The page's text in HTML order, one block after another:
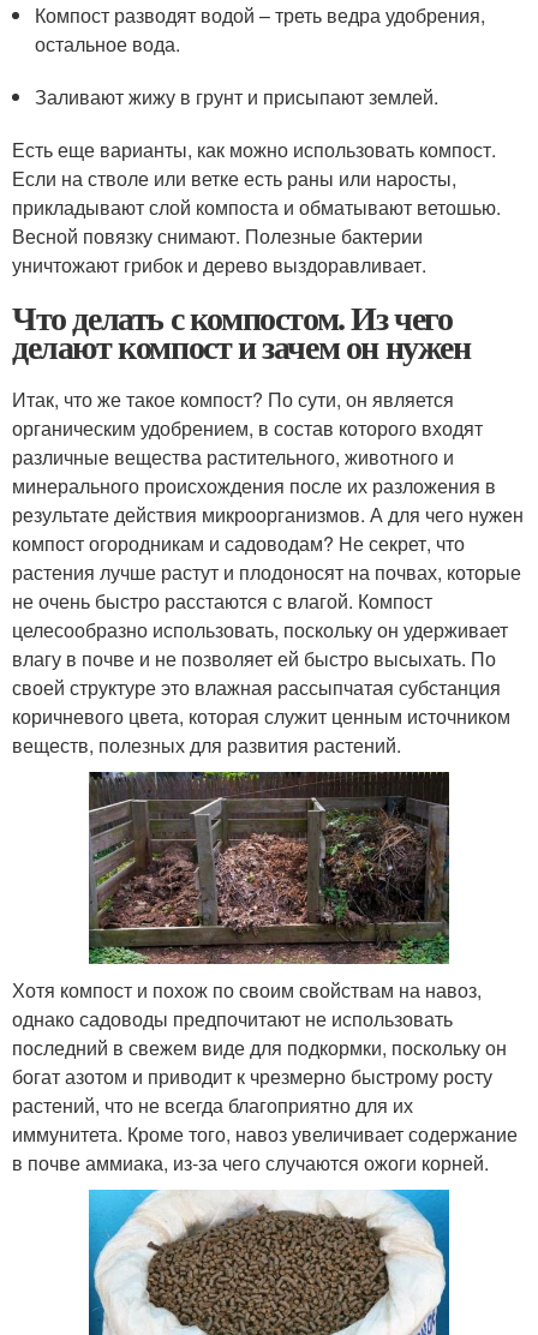
Компост разводят водой – треть ведра удобрения,
остальное вода.
Заливают жижу в грунт и присыпают землей.
Есть еще варианты, как можно использовать компост.
Если на стволе или ветке есть раны или наросты,
прикладывают слой компоста и обматывают ветошью.
Весной повязку снимают. Полезные бактерии
уничтожают грибок и дерево выздоравливает.
Что делать с компостом. Из чего
делают компост и зачем он нужен
Итак, что же такое компост? По сути, он является
органическим удобрением, в состав которого входят
различные вещества растительного, животного и
минерального происхождения после их разложения в
результате действия микроорганизмов. А для чего нужен
компост огородникам и садоводам? Не секрет, что
растения лучше растут и плодоносят на почвах, которые
не очень быстро расстаются с влагой. Компост
целесообразно использовать, поскольку он удерживает
влагу в почве и не позволяет ей быстро высыхать. По
своей структуре это влажная рассыпчатая субстанция
коричневого цвета, которая служит ценным источником
веществ, полезных для развития растений.
Хотя компост и похож по своим свойствам на навоз,
однако садоводы предпочитают не использовать
последний в свежем виде для подкормки, поскольку он
богат азотом и приводит к чрезмерно быстрому росту
растений, что не всегда благоприятно для их
иммунитета. Кроме того, навоз увеличивает содержание
в почве аммиака, из-за чего случаются ожоги корней.